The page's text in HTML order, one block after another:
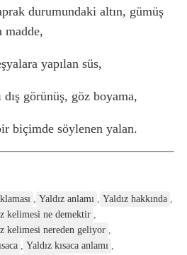
durumundaki altın, gümüş
madde,
yapılan süs,
dış görünüş, göz boyama,
biçimde söylenen yalan.
, Yaldız anlamı , Yaldız hakkında ,
kelimesi ne demektir ,
kelimesi nereden geliyor ,
, Yaldız kısaca anlamı ,